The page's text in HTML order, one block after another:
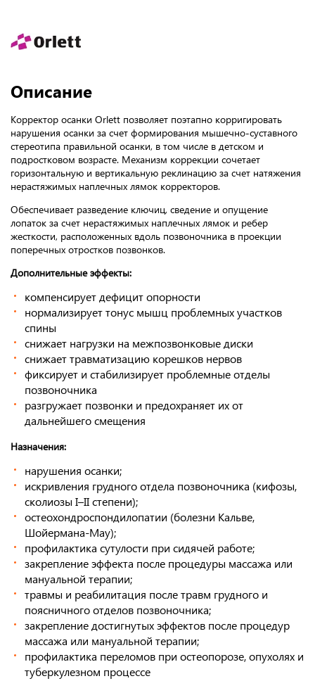
Описание
Корректор осанки Orlett позволяет поэтапно корригировать
нарушения осанки за счет формирования мышечно-суставного
стереотипа правильной осанки, в том числе в детском и
подростковом возрасте. Механизм коррекции сочетает
горизонтальную и вертикальную реклинацию за счет натяжения
нерастяжимых наплечных лямок корректоров.
Обеспечивает разведение ключиц, сведение и опущение
лопаток за счет нерастяжимых наплечных лямок и ребер
жесткости, расположенных вдоль позвоночника в проекции
поперечных отростков позвонков.
Дополнительные эффекты:
компенсирует дефицит опорности
нормализирует тонус мышц проблемных участков
спины
снижает нагрузки на межпозвонковые диски
снижает травматизацию корешков нервов
фиксирует и стабилизирует проблемные отделы
позвоночника
разгружает позвонки и предохраняет их от
дальнейшего смещения
Назначения:
нарушения осанки;
искривления грудного отдела позвоночника (кифозы,
сколиозы I–II степени);
остеохондроспондилопатии (болезни Кальве,
Шойермана-Мау);
профилактика сутулости при сидячей работе;
закрепление эффекта после процедуры массажа или
мануальной терапии;
травмы и реабилитация после травм грудного и
поясничного отделов позвоночника;
закрепление достигнутых эффектов после процедур
массажа или мануальной терапии;
профилактика переломов при остеопорозе, опухолях и
туберкулезном процессе